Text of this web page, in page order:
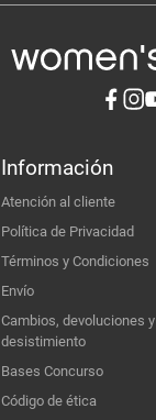
Información
Atención al cliente
Política de Privacidad
Términos y Condiciones
Envío
Cambios, devoluciones y
desistimiento
Bases Concurso
Código de ética